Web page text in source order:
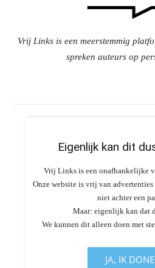
Vrij Links is een meerstemmig
spreken auteurs op
Eigenlijk kan dit
Vrij Links is een onafhankelijke
Onze website is vrij van
niet achter een
Maar: eigenlijk kan dat
We kunnen dit alleen doen met
JA, IK